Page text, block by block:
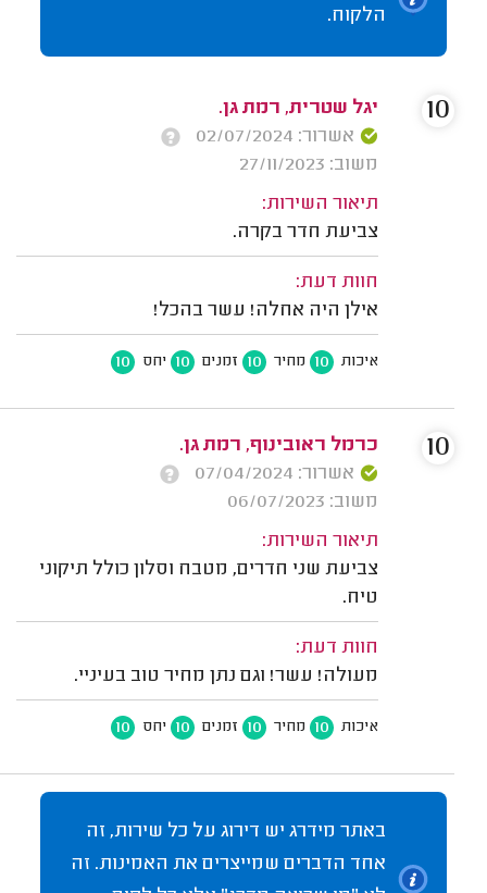
הלקוח.
יגל שטרית, רמת גן.
אשרור: 02/07/2024
משוב: 27/11/2023
תיאור השירות:
צביעת חדר בקרה.
חוות דעת:
אילן היה אחלה! עשר בהכל!
איכות 10 מחיר 10 זמנים 10 יחס 10
10
כרמל ראובינוף, רמת גן.
אשרור: 07/04/2024
משוב: 06/07/2023
תיאור השירות:
צביעת שני חדרים, מטבח וסלון כולל תיקוני
טיח.
חוות דעת:
מעולה! עשר! וגם נתן מחיר טוב בעיניי.
איכות 10 מחיר 10 זמנים 10 יחס 10
10
באתר מידרג יש דירוג על כל שירות, זה
אחד הדברים שמייצרים את האמינות. זה